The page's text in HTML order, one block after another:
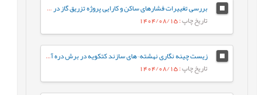
بررسی تغییرات فشارهای ساکن و کارایی پروژه تزریق گاز در مخزن آسماری –پابده یکی از میادین جنوب غرب ایران با استفاده از نرم¬افزار ArcGIS
تاریخ چاپ: 1404/08/15
زیست چینه نگاری نهشته¬های سازند کتکویه در برش دره آسیاب، شمال غرب کرمان (جنوب شرق زرند) براساس فونای کنودونتی
تاریخ چاپ: 1404/08/15